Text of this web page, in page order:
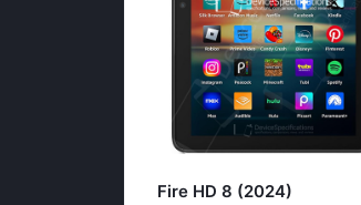
Fire HD 8 (2024)